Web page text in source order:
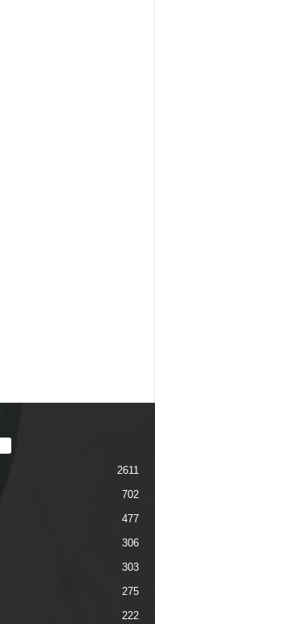
2611
702
477
306
303
275
222